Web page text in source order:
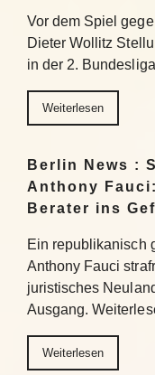
Vor dem Spiel
Dieter Wollitz
in der 2.
Weiterlesen
Berlin News :
Anthony
Berater ins
Ein republikanisch
Anthony Fauci
juristisches
Ausgang.
Weiterlesen